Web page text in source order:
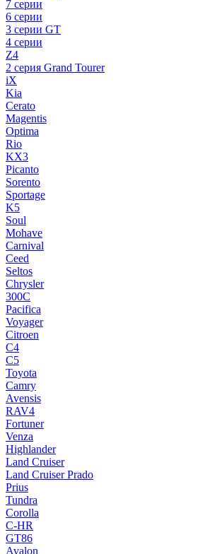
7 серии
6 серии
3 серии GT
4 серии
Z4
2 серия Grand Tourer
iX
Kia
Cerato
Magentis
Optima
Rio
KX3
Picanto
Sorento
Sportage
K5
Soul
Mohave
Carnival
Ceed
Seltos
Chrysler
300C
Pacifica
Voyager
Citroen
C4
C5
Toyota
Camry
Avensis
RAV4
Fortuner
Venza
Highlander
Land Cruiser
Land Cruiser Prado
Prius
Tundra
Corolla
C-HR
GT86
Avalon